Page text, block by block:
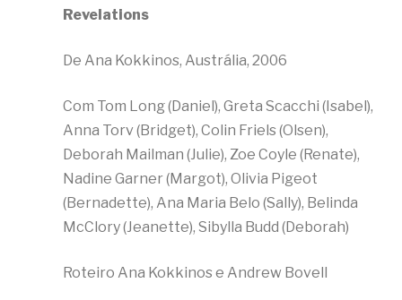
Revelations
De Ana Kokkinos, Austrália, 2006
Com Tom Long (Daniel), Greta Scacchi (Isabel),
Anna Torv (Bridget), Colin Friels (Olsen),
Deborah Mailman (Julie), Zoe Coyle (Renate),
Nadine Garner (Margot), Olivia Pigeot
(Bernadette), Ana Maria Belo (Sally), Belinda
McClory (Jeanette), Sibylla Budd (Deborah)
Roteiro Ana Kokkinos e Andrew Bovell